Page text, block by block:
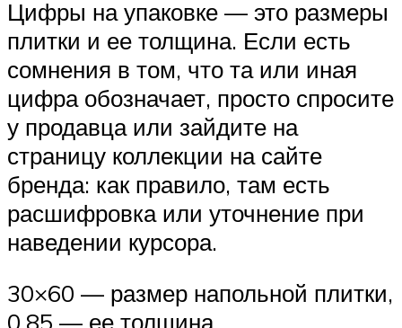
Цифры на упаковке — это размеры
плитки и ее толщина. Если есть
сомнения в том, что та или иная
цифра обозначает, просто спросите
у продавца или зайдите на
страницу коллекции на сайте
бренда: как правило, там есть
расшифровка или уточнение при
наведении курсора.
30×60 — размер напольной плитки,
0,85 — ее толщина